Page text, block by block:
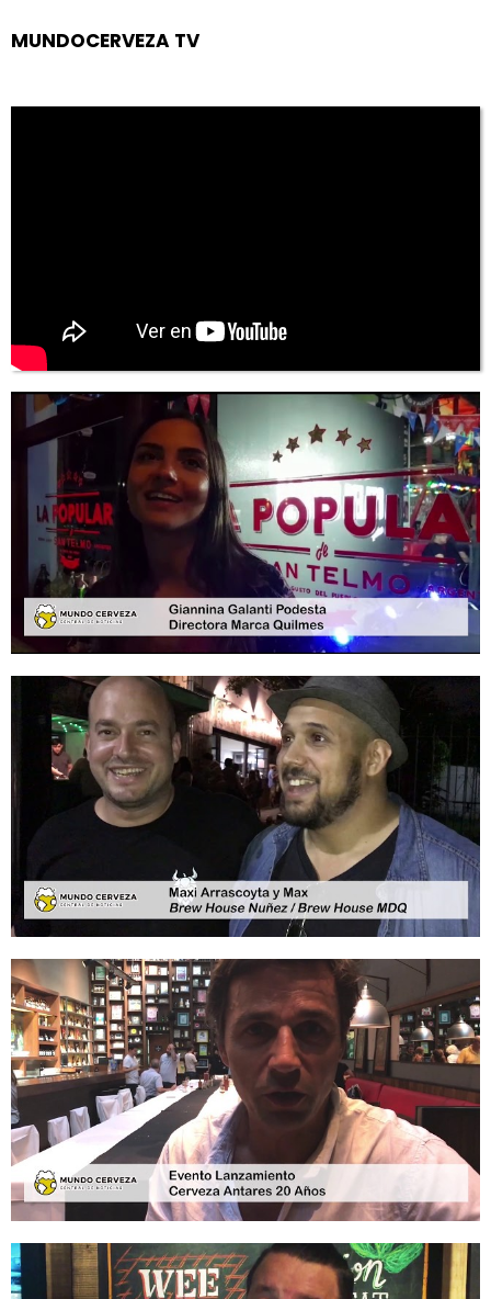
MUNDOCERVEZA TV